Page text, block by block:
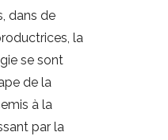
dans de
la
se sont
de la
à la
par la